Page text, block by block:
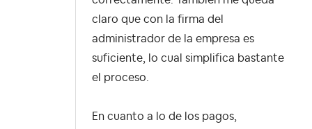
claro que con la firma del
administrador de la empresa es
suficiente, lo cual simplifica bastante
el proceso.
En cuanto a lo de los pagos,